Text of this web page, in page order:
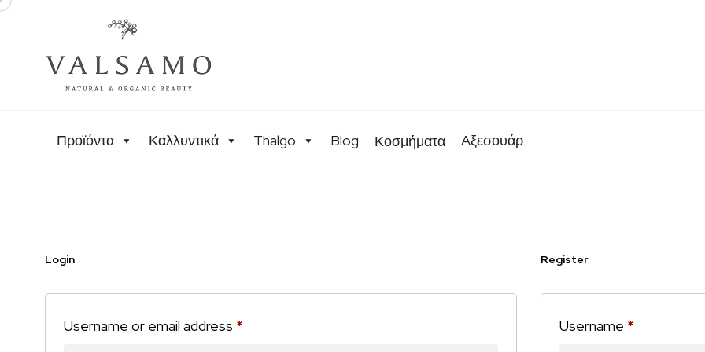
Προϊόντα Καλλυντικά Thalgo Blog Κοσμήματα Aξεσουάρ
Login
Username or email address *
Register
Username *